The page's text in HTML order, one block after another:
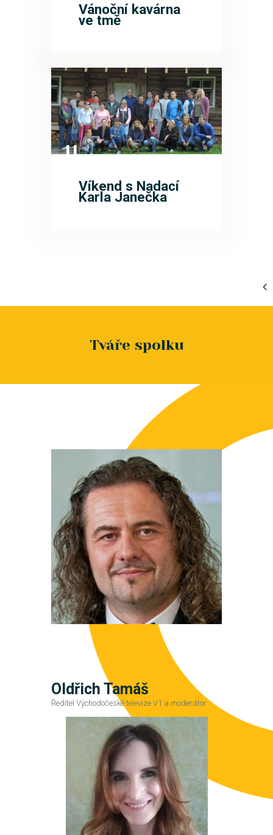
Vánoční kavárna
ve tmě
11
Víkend s Nadací
Karla Janečka
Tváře spolku
Oldřich Tamáš
Ředitel Východočeské televize V1 a moderátor